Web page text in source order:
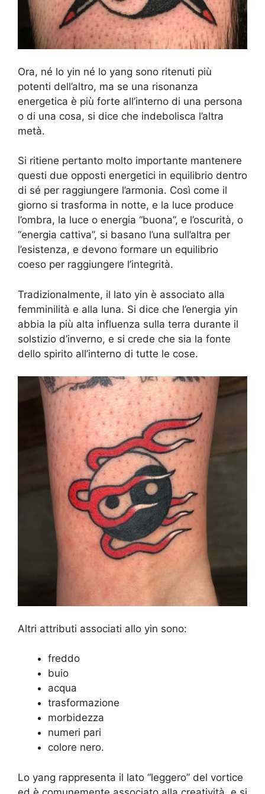
Ora, né lo yin né lo yang sono ritenuti più
potenti dell’altro, ma se una risonanza
energetica è più forte all’interno di una persona
o di una cosa, si dice che indebolisca l’altra
metà.
Si ritiene pertanto molto importante mantenere
questi due opposti energetici in equilibrio dentro
di sé per raggiungere l’armonia. Così come il
giorno si trasforma in notte, e la luce produce
l’ombra, la luce o energia “buona”, e l’oscurità, o
“energia cattiva”, si basano l’una sull’altra per
l’esistenza, e devono formare un equilibrio
coeso per raggiungere l’integrità.
Tradizionalmente, il lato yin è associato alla
femminilità e alla luna. Si dice che l’energia yin
abbia la più alta influenza sulla terra durante il
solstizio d’inverno, e si crede che sia la fonte
dello spirito all’interno di tutte le cose.
Altri attributi associati allo yin sono:
freddo
buio
acqua
trasformazione
morbidezza
numeri pari
colore nero.
Lo yang rappresenta il lato “leggero” del vortice